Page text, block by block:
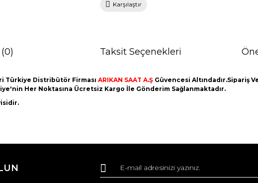
Karşılaştır
Taksit Seçenekleri
Türkiye Distribütör Firması ARIKAN SAAT A.Ş Güvencesi Altındadır.Sipariş
Her Noktasına Ücretsiz Kargo İle Gönderim Sağlanmaktadır.
Yorum Yaz